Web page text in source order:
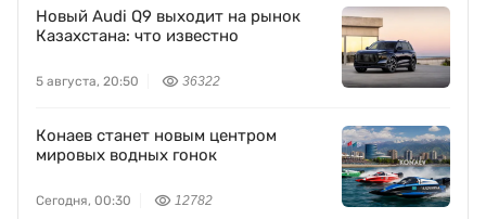
Новый Audi Q9 выходит на рынок
Казахстана: что известно
5 августа, 20:50 36322
Конаев станет новым центром
мировых водных гонок
Сегодня, 00:30 12782